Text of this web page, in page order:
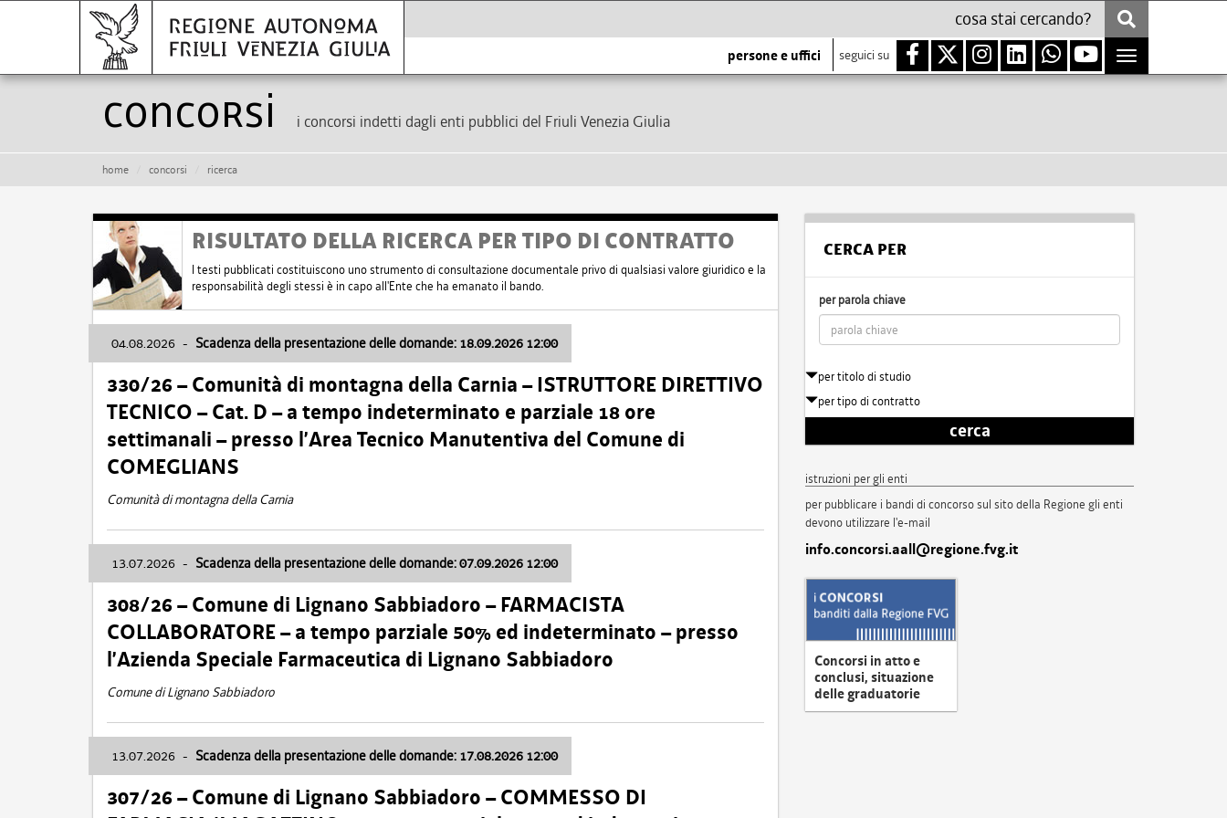
persone e uffici seguici su
Toggle
navigation
Concorsi i concorsi indetti dagli enti pubblici del Friuli Venezia Giulia
home concorsi ricerca
RISULTATO DELLA RICERCA PER TIPO DI CONTRATTO
I testi pubblicati costituiscono uno strumento di consultazione documentale privo di qualsiasi valore giuridico e la
responsabilità degli stessi è in capo all'Ente che ha emanato il bando.
04.08.2026 - Scadenza della presentazione delle domande: 18.09.2026 12:00
330/26 – Comunità di montagna della Carnia – ISTRUTTORE DIRETTIVO
TECNICO – Cat. D – a tempo indeterminato e parziale 18 ore
settimanali – presso l’Area Tecnico Manutentiva del Comune di
COMEGLIANS
Comunità di montagna della Carnia
13.07.2026 - Scadenza della presentazione delle domande: 07.09.2026 12:00
308/26 – Comune di Lignano Sabbiadoro – FARMACISTA
COLLABORATORE – a tempo parziale 50% ed indeterminato – presso
l’Azienda Speciale Farmaceutica di Lignano Sabbiadoro
Comune di Lignano Sabbiadoro
13.07.2026 - Scadenza della presentazione delle domande: 17.08.2026 12:00
307/26 – Comune di Lignano Sabbiadoro – COMMESSO DI
CERCA PER
per parola chiave
per titolo di studio
per tipo di contratto
cerca
istruzioni per gli enti
per pubblicare i bandi di concorso sul sito della Regione gli enti
devono utilizzare l'e-mail
info.concorsi.aall@regione.fvg.it
Concorsi in atto e
conclusi, situazione
delle graduatorie